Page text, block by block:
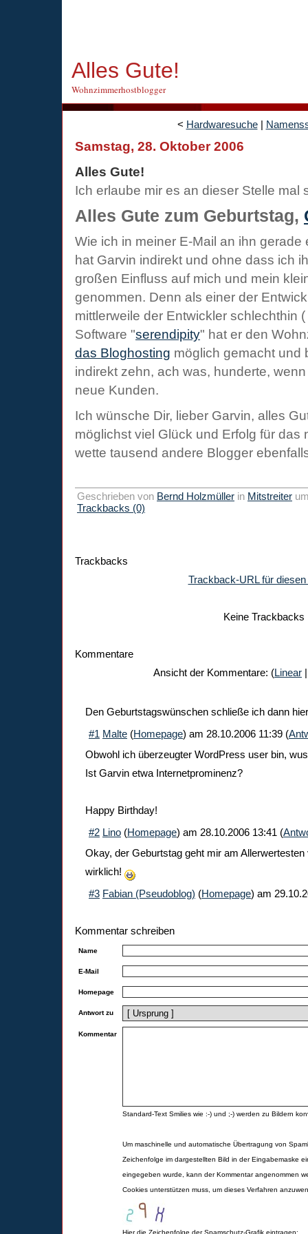
Alles Gute!
Wohnzimmerhostblogger
< Hardwaresuche |
Samstag, 28. Oktober 2006
Alles Gute!
Ich erlaube mir es an dieser Stelle mal
Alles Gute zum Geburtstag,
Wie ich in meiner E-Mail an ihn
hat Garvin indirekt und ohne dass ich
großen Einfluss auf mich und mein
genommen. Denn als einer der
mittlerweile der Entwickler schlechthin (
Software "serendipity" hat er den
das Bloghosting möglich gemacht und
indirekt zehn, ach was, hunderte,
neue Kunden.
Ich wünsche Dir, lieber Garvin, alles
möglichst viel Glück und Erfolg für das
wette tausend andere Blogger
Geschrieben von Bernd Holzmüller in Mitstreiter
Trackbacks (0)
Trackbacks
Trackback-URL für diesen
Keine Trackbacks
Kommentare
Ansicht der Kommentare: (Linear
Den Geburtstagswünschen schließe ich dann
#1 Malte (Homepage) am 28.10.2006 11:39 (
Obwohl ich überzeugter WordPress user bin,
Ist Garvin etwa Internetprominenz?
Happy Birthday!
#2 Lino (Homepage) am 28.10.2006 13:41 (
Okay, der Geburtstag geht mir am
wirklich!
#3 Fabian (Pseudoblog) (Homepage) am
Kommentar schreiben
Name
E-Mail
Homepage
Antwort zu
Kommentar
Standard-Text Smilies wie :-) und ;-) werden zu Bildern
Um maschinelle und automatische Übertragung von
Zeichenfolge im dargestellten Bild in der Eingabemaske
eingegeben wurde, kann der Kommentar angenommen
Cookies unterstützen muss, um dieses Verfahren
Hier die Zeichenfolge der Spamschutz-Grafik eintragen: